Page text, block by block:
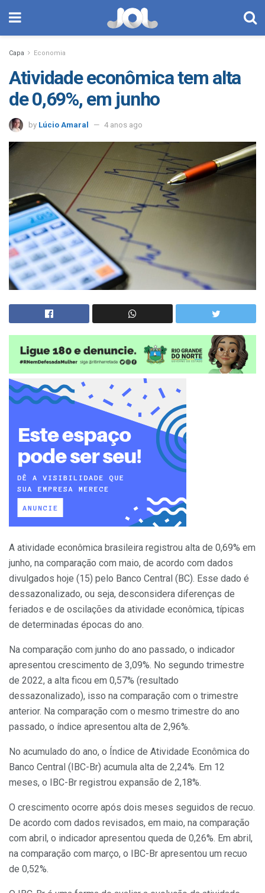
Capa Economia
Atividade econômica tem alta
de 0,69%, em junho
by Lúcio Amaral 4 anos ago
A atividade econômica brasileira registrou alta de 0,69% em
junho, na comparação com maio, de acordo com dados
divulgados hoje (15) pelo Banco Central (BC). Esse dado é
dessazonalizado, ou seja, desconsidera diferenças de
feriados e de oscilações da atividade econômica, típicas
de determinadas épocas do ano.
Na comparação com junho do ano passado, o indicador
apresentou crescimento de 3,09%. No segundo trimestre
de 2022, a alta ficou em 0,57% (resultado
dessazonalizado), isso na comparação com o trimestre
anterior. Na comparação com o mesmo trimestre do ano
passado, o índice apresentou alta de 2,96%.
No acumulado do ano, o Índice de Atividade Econômica do
Banco Central (IBC-Br) acumula alta de 2,24%. Em 12
meses, o IBC-Br registrou expansão de 2,18%.
O crescimento ocorre após dois meses seguidos de recuo.
De acordo com dados revisados, em maio, na comparação
com abril, o indicador apresentou queda de 0,26%. Em abril,
na comparação com março, o IBC-Br apresentou um recuo
de 0,52%.